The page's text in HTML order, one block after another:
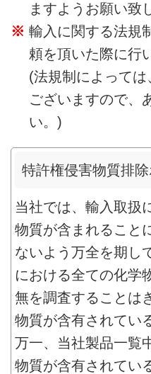
ますようお願い致
輸入に関する法規
頼を頂いた際に行
(法規制によって
ございますので、
い。)
特許権侵害物質排
当社では、輸入取扱
物質が含まれること
ないよう万全を期し
における全ての化学
無を調査することは
物質が含有されてい
万一、当社製品一覧
物質が含有されてい